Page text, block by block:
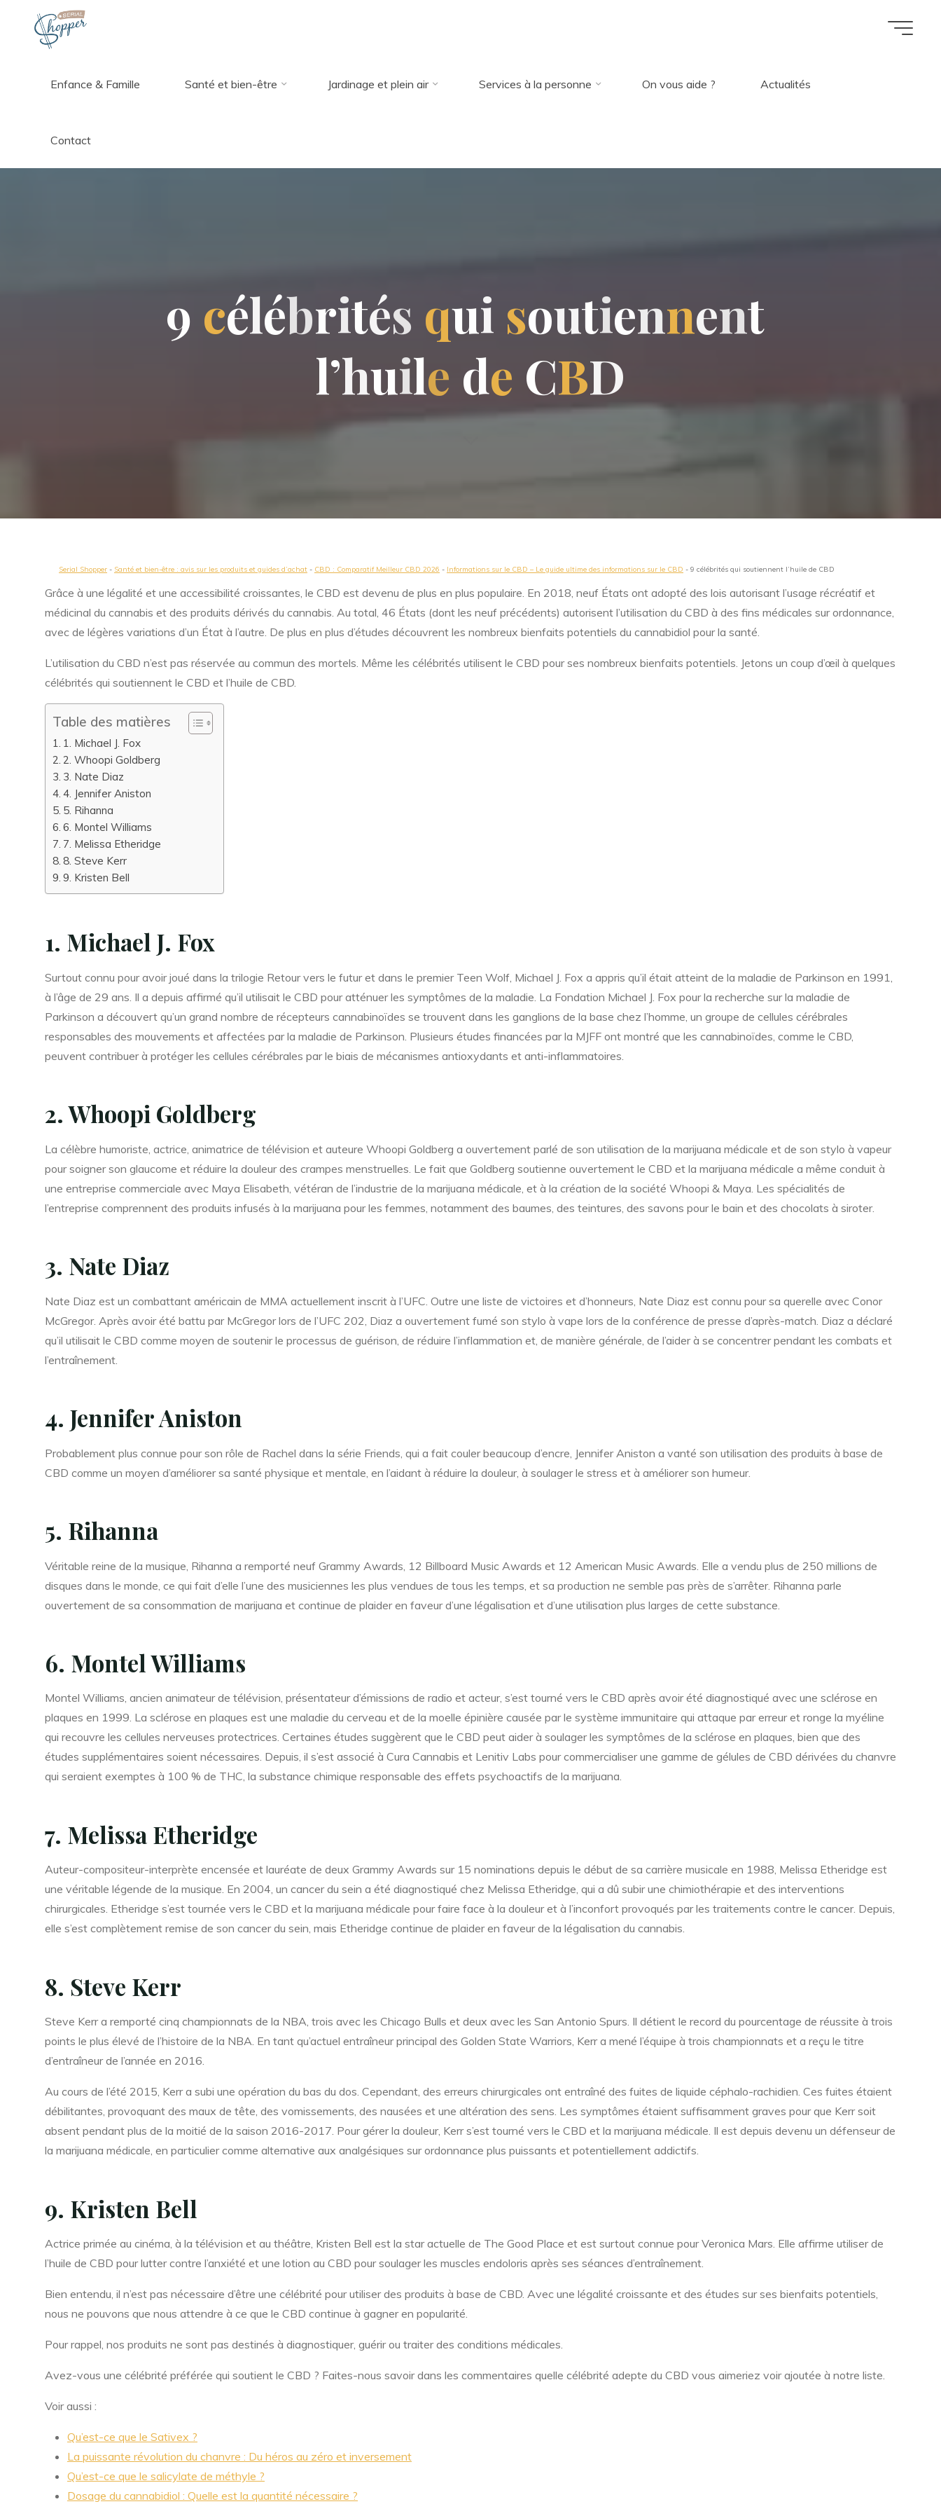
Enfance & Famille Santé et bien-être Jardinage et plein air Services à la personne On vous aide ? Actualités
Contact
9 célébrités qui soutiennent
l’huile de CBD
Serial Shopper - Santé et bien-être : avis sur les produits et guides d’achat - CBD : Comparatif Meilleur CBD 2026 - Informations sur le CBD – Le guide ultime des informations sur le CBD - 9 célébrités qui soutiennent l’huile de CBD
Grâce à une légalité et une accessibilité croissantes, le CBD est devenu de plus en plus populaire. En 2018, neuf États ont adopté des lois autorisant l’usage récréatif et
médicinal du cannabis et des produits dérivés du cannabis. Au total, 46 États (dont les neuf précédents) autorisent l’utilisation du CBD à des fins médicales sur ordonnance,
avec de légères variations d’un État à l’autre. De plus en plus d’études découvrent les nombreux bienfaits potentiels du cannabidiol pour la santé.
L’utilisation du CBD n’est pas réservée au commun des mortels. Même les célébrités utilisent le CBD pour ses nombreux bienfaits potentiels. Jetons un coup d’œil à quelques
célébrités qui soutiennent le CBD et l’huile de CBD.
Table des matières
1. Michael J. Fox
2. Whoopi Goldberg
3. Nate Diaz
4. Jennifer Aniston
5. Rihanna
6. Montel Williams
7. Melissa Etheridge
8. Steve Kerr
9. Kristen Bell
1. Michael J. Fox
Surtout connu pour avoir joué dans la trilogie Retour vers le futur et dans le premier Teen Wolf, Michael J. Fox a appris qu’il était atteint de la maladie de Parkinson en 1991,
à l’âge de 29 ans. Il a depuis affirmé qu’il utilisait le CBD pour atténuer les symptômes de la maladie. La Fondation Michael J. Fox pour la recherche sur la maladie de
Parkinson a découvert qu’un grand nombre de récepteurs cannabinoïdes se trouvent dans les ganglions de la base chez l’homme, un groupe de cellules cérébrales
responsables des mouvements et affectées par la maladie de Parkinson. Plusieurs études financées par la MJFF ont montré que les cannabinoïdes, comme le CBD,
peuvent contribuer à protéger les cellules cérébrales par le biais de mécanismes antioxydants et anti-inflammatoires.
2. Whoopi Goldberg
La célèbre humoriste, actrice, animatrice de télévision et auteure Whoopi Goldberg a ouvertement parlé de son utilisation de la marijuana médicale et de son stylo à vapeur
pour soigner son glaucome et réduire la douleur des crampes menstruelles. Le fait que Goldberg soutienne ouvertement le CBD et la marijuana médicale a même conduit à
une entreprise commerciale avec Maya Elisabeth, vétéran de l’industrie de la marijuana médicale, et à la création de la société Whoopi & Maya. Les spécialités de
l’entreprise comprennent des produits infusés à la marijuana pour les femmes, notamment des baumes, des teintures, des savons pour le bain et des chocolats à siroter.
3. Nate Diaz
Nate Diaz est un combattant américain de MMA actuellement inscrit à l’UFC. Outre une liste de victoires et d’honneurs, Nate Diaz est connu pour sa querelle avec Conor
McGregor. Après avoir été battu par McGregor lors de l’UFC 202, Diaz a ouvertement fumé son stylo à vape lors de la conférence de presse d’après-match. Diaz a déclaré
qu’il utilisait le CBD comme moyen de soutenir le processus de guérison, de réduire l’inflammation et, de manière générale, de l’aider à se concentrer pendant les combats et
l’entraînement.
4. Jennifer Aniston
Probablement plus connue pour son rôle de Rachel dans la série Friends, qui a fait couler beaucoup d’encre, Jennifer Aniston a vanté son utilisation des produits à base de
CBD comme un moyen d’améliorer sa santé physique et mentale, en l’aidant à réduire la douleur, à soulager le stress et à améliorer son humeur.
5. Rihanna
Véritable reine de la musique, Rihanna a remporté neuf Grammy Awards, 12 Billboard Music Awards et 12 American Music Awards. Elle a vendu plus de 250 millions de
disques dans le monde, ce qui fait d’elle l’une des musiciennes les plus vendues de tous les temps, et sa production ne semble pas près de s’arrêter. Rihanna parle
ouvertement de sa consommation de marijuana et continue de plaider en faveur d’une légalisation et d’une utilisation plus larges de cette substance.
6. Montel Williams
Montel Williams, ancien animateur de télévision, présentateur d’émissions de radio et acteur, s’est tourné vers le CBD après avoir été diagnostiqué avec une sclérose en
plaques en 1999. La sclérose en plaques est une maladie du cerveau et de la moelle épinière causée par le système immunitaire qui attaque par erreur et ronge la myéline
qui recouvre les cellules nerveuses protectrices. Certaines études suggèrent que le CBD peut aider à soulager les symptômes de la sclérose en plaques, bien que des
études supplémentaires soient nécessaires. Depuis, il s’est associé à Cura Cannabis et Lenitiv Labs pour commercialiser une gamme de gélules de CBD dérivées du chanvre
qui seraient exemptes à 100 % de THC, la substance chimique responsable des effets psychoactifs de la marijuana.
7. Melissa Etheridge
Auteur-compositeur-interprète encensée et lauréate de deux Grammy Awards sur 15 nominations depuis le début de sa carrière musicale en 1988, Melissa Etheridge est
une véritable légende de la musique. En 2004, un cancer du sein a été diagnostiqué chez Melissa Etheridge, qui a dû subir une chimiothérapie et des interventions
chirurgicales. Etheridge s’est tournée vers le CBD et la marijuana médicale pour faire face à la douleur et à l’inconfort provoqués par les traitements contre le cancer. Depuis,
elle s’est complètement remise de son cancer du sein, mais Etheridge continue de plaider en faveur de la légalisation du cannabis.
8. Steve Kerr
Steve Kerr a remporté cinq championnats de la NBA, trois avec les Chicago Bulls et deux avec les San Antonio Spurs. Il détient le record du pourcentage de réussite à trois
points le plus élevé de l’histoire de la NBA. En tant qu’actuel entraîneur principal des Golden State Warriors, Kerr a mené l’équipe à trois championnats et a reçu le titre
d’entraîneur de l’année en 2016.
Au cours de l’été 2015, Kerr a subi une opération du bas du dos. Cependant, des erreurs chirurgicales ont entraîné des fuites de liquide céphalo-rachidien. Ces fuites étaient
débilitantes, provoquant des maux de tête, des vomissements, des nausées et une altération des sens. Les symptômes étaient suffisamment graves pour que Kerr soit
absent pendant plus de la moitié de la saison 2016-2017. Pour gérer la douleur, Kerr s’est tourné vers le CBD et la marijuana médicale. Il est depuis devenu un défenseur de
la marijuana médicale, en particulier comme alternative aux analgésiques sur ordonnance plus puissants et potentiellement addictifs.
9. Kristen Bell
Actrice primée au cinéma, à la télévision et au théâtre, Kristen Bell est la star actuelle de The Good Place et est surtout connue pour Veronica Mars. Elle affirme utiliser de
l’huile de CBD pour lutter contre l’anxiété et une lotion au CBD pour soulager les muscles endoloris après ses séances d’entraînement.
Bien entendu, il n’est pas nécessaire d’être une célébrité pour utiliser des produits à base de CBD. Avec une légalité croissante et des études sur ses bienfaits potentiels,
nous ne pouvons que nous attendre à ce que le CBD continue à gagner en popularité.
Pour rappel, nos produits ne sont pas destinés à diagnostiquer, guérir ou traiter des conditions médicales.
Avez-vous une célébrité préférée qui soutient le CBD ? Faites-nous savoir dans les commentaires quelle célébrité adepte du CBD vous aimeriez voir ajoutée à notre liste.
Voir aussi :
Qu’est-ce que le Sativex ?
La puissante révolution du chanvre : Du héros au zéro et inversement
Qu’est-ce que le salicylate de méthyle ?
Dosage du cannabidiol : Quelle est la quantité nécessaire ?